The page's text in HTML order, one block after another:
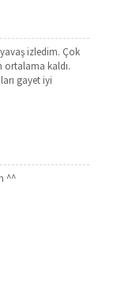
izledim. Çok
ortalama kaldı.
gayet iyi
^^